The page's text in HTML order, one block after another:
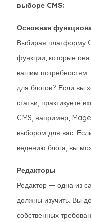
выборе CMS:
Основная
Выбирая платформу
функции, которые она
вашим
для блогов? Если вы
статьи, практикуете
CMS, например,
выбором для вас.
ведению блога, вы
Редакторы
Редактор — одна из
должны изучить. Вы
собственных